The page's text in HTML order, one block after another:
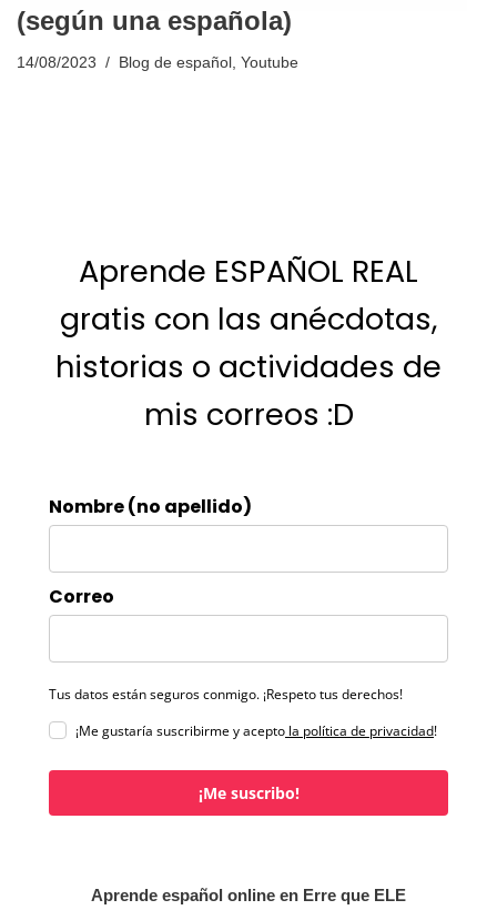
(según una española)
14/08/2023 Blog de español Youtube
Aprende ESPAÑOL REAL
gratis con las anécdotas,
historias o actividades de
mis correos :D
Nombre (no apellido)
Correo
Tus datos están seguros conmigo. ¡Respeto tus derechos!
¡Me gustaría suscribirme y acepto la política de privacidad!
¡Me suscribo!
Aprende español online en Erre que ELE